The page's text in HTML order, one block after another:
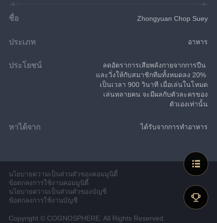
ชื่อ Zhongyuan Chop Suey
ประเภท อาหาร
ประโยชน์
ลดอัตราการเสียพลังกายจากการปีน
และวิ่งให้กับสมาชิกทีมทั้งหมดลง 20%
เป็นเวลา 900 วินาที เมื่อเล่นในโหมด
เล่นหลายคน จะมีผลกับตัวละครของ
ตัวเองเท่านั้น
หาได้จาก ได้รับจากการทำอาหาร
นโยบายความเป็นส่วนตัวของคอมมูนิตี้
ข้อตกลงการใช้งานคอมมูนิตี้
นโยบายความเป็นส่วนตัวของบัญชี
ข้อตกลงการใช้งานบัญชี
Copyright © COGNOSPHERE. All Rights Reserved.